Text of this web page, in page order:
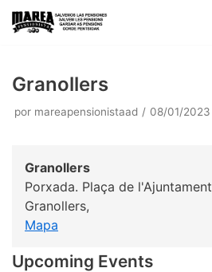
Saltar
Granollers
por mareapensionistaad 08/01/2023
Granollers
Porxada. Plaça de l'Ajuntament
Granollers,
Mapa
Upcoming Events